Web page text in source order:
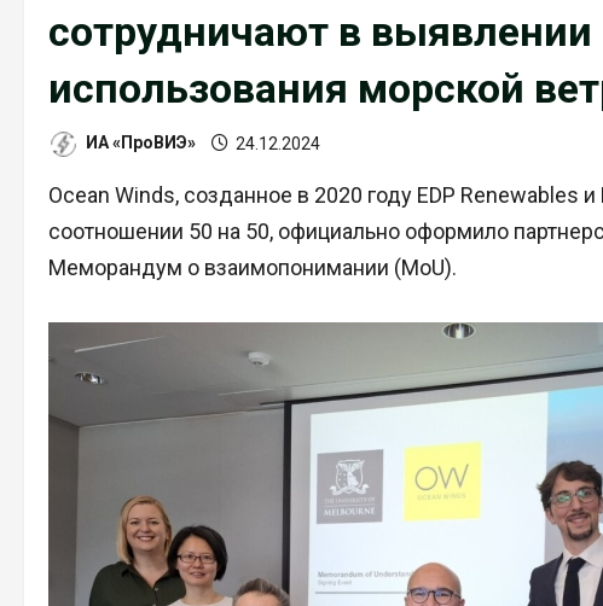
сотрудничают в
использования морской
ИА «ПроВИЭ» 24.12.2024
Ocean Winds, созданное в 2020 году EDP Renewables
соотношении 50 на 50, официально оформило
Меморандум о взаимопонимании (MoU).